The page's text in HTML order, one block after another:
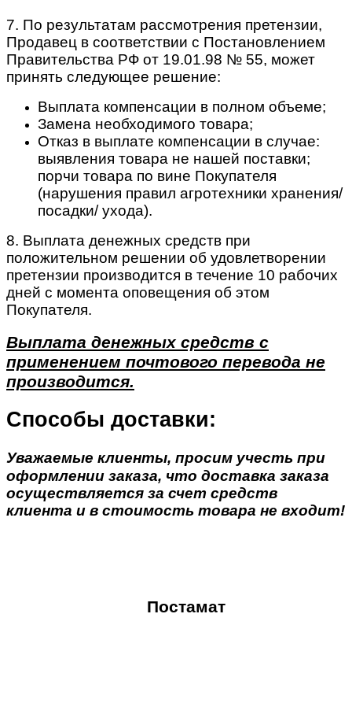
7. По результатам рассмотрения претензии,
Продавец в соответствии с Постановлением
Правительства РФ от 19.01.98 № 55, может
принять следующее решение:
Выплата компенсации в полном объеме;
Замена необходимого товара;
Отказ в выплате компенсации в случае:
выявления товара не нашей поставки;
порчи товара по вине Покупателя
(нарушения правил агротехники хранения/
посадки/ ухода).
8. Выплата денежных средств при
положительном решении об удовлетворении
претензии производится в течение 10 рабочих
дней с момента оповещения об этом
Покупателя.
Выплата денежных средств с
применением почтового перевода не
производится.
Способы доставки:
Уважаемые клиенты, просим учесть при
оформлении заказа, что доставка заказа
осуществляется за счет средств
клиента и в стоимость товара не входит!
Постамат